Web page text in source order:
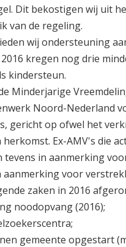
Dit bekostigen wij uit
van de regeling.
wij ondersteuning
kregen nog drie
kindersteun.
Minderjarige
Noord-Nederland
gericht op ofwel het
Ex-AMV's die
in aanmerking
aanmerking voor
zaken in 2016
noodopvang (2016);
gemeente opgestart